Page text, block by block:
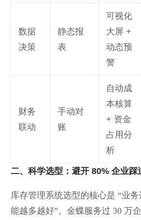
数据
决策
静态报
表
可视化
大屏 +
动态预
警
财务
联动
手动对
账
自动成
本核算
+ 资金
占用分
析
二、科学选型：避开 80% 企业踩
库存管理系统选型的核心是 “业
能越多越好”。金蝶服务过 30 万